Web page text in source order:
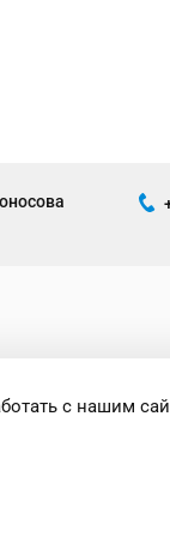
с нашим